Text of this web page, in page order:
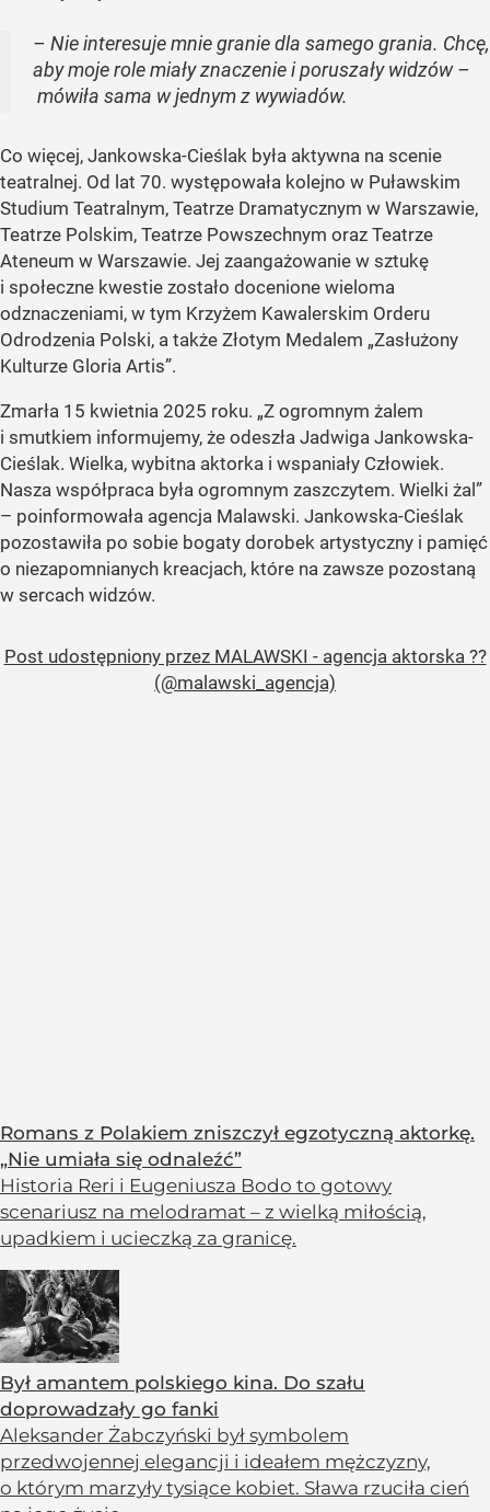
– Nie interesuje mnie granie dla samego grania. Chcę,
aby moje role miały znaczenie i poruszały widzów –
mówiła sama w jednym z wywiadów.
Co więcej, Jankowska-Cieślak była aktywna na scenie
teatralnej. Od lat 70. występowała kolejno w Puławskim
Studium Teatralnym, Teatrze Dramatycznym w Warszawie,
Teatrze Polskim, Teatrze Powszechnym oraz Teatrze
Ateneum w Warszawie. Jej zaangażowanie w sztukę
i społeczne kwestie zostało docenione wieloma
odznaczeniami, w tym Krzyżem Kawalerskim Orderu
Odrodzenia Polski, a także Złotym Medalem „Zasłużony
Kulturze Gloria Artis”.
Zmarła 15 kwietnia 2025 roku. „Z ogromnym żalem
i smutkiem informujemy, że odeszła Jadwiga Jankowska-
Cieślak. Wielka, wybitna aktorka i wspaniały Człowiek.
Nasza współpraca była ogromnym zaszczytem. Wielki żal”
– poinformowała agencja Malawski. Jankowska-Cieślak
pozostawiła po sobie bogaty dorobek artystyczny i pamięć
o niezapomnianych kreacjach, które na zawsze pozostaną
w sercach widzów.
Post udostępniony przez MALAWSKI - agencja aktorska ??
(@malawski_agencja)
Romans z Polakiem zniszczył egzotyczną aktorkę.
„Nie umiała się odnaleźć”
Historia Reri i Eugeniusza Bodo to gotowy
scenariusz na melodramat – z wielką miłością,
upadkiem i ucieczką za granicę.
Był amantem polskiego kina. Do szału
doprowadzały go fanki
Aleksander Żabczyński był symbolem
przedwojennej elegancji i ideałem mężczyzny,
o którym marzyły tysiące kobiet. Sława rzuciła cień